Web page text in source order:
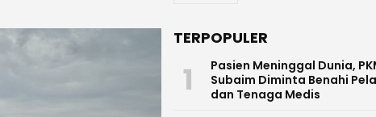
TERPOPULER
1
Pasien Meninggal Dunia,
Subaim Diminta Benahi
dan Tenaga Medis